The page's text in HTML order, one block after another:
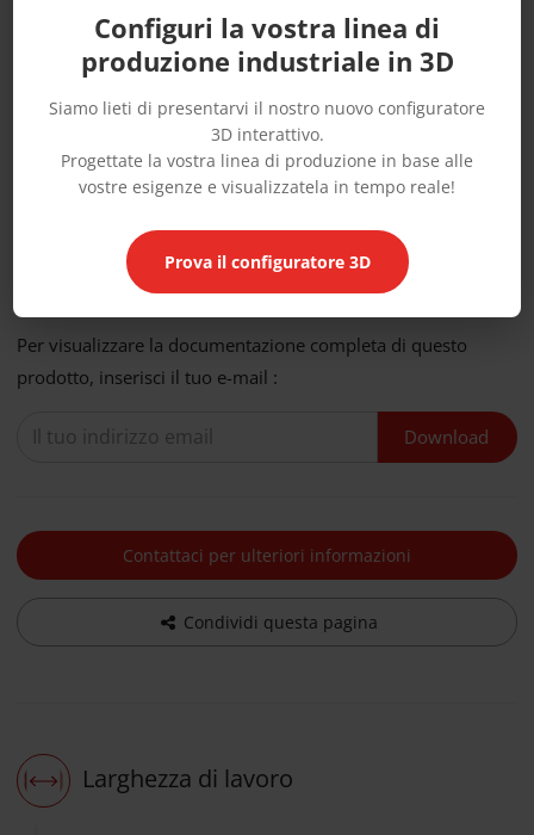
Configuri la vostra linea di
produzione industriale in 3D
Siamo lieti di presentarvi il nostro nuovo configuratore
3D interattivo.
Progettate la vostra linea di produzione in base alle
vostre esigenze e visualizzatela in tempo reale!
Prova il configuratore 3D
Opzioni principali del laminatore XPR
Regolazione motorizzata dello spessore
Rulli di pressatura riscaldati
Ruote per spostamento
Possibilità di utilizzare come laminatore: srotolatori
riposizionamento automatico della carta dopo il taglio
Per visualizzare la documentazione completa di questo
prodotto, inserisci il tuo e-mail :
Download
Contattaci per ulteriori informazioni
Condividi questa pagina
Larghezza di lavoro